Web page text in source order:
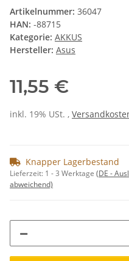
Artikelnummer: 36047
HAN: -88715
Kategorie: AKKUS
Hersteller: Asus
11,55 €
inkl. 19% USt. ,
Knapper Lagerbestand
Lieferzeit: 1 - 3 Werktage (DE -
abweichend)